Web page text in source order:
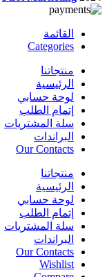
القائمة
Categories
منتجاتنا
الرئيسية
لوحة حسابي
إتمام الطلب
سلة المشتريات
البراندات
Our Contacts
منتجاتنا
الرئيسية
لوحة حسابي
إتمام الطلب
سلة المشتريات
البراندات
Our Contacts
Wishlist